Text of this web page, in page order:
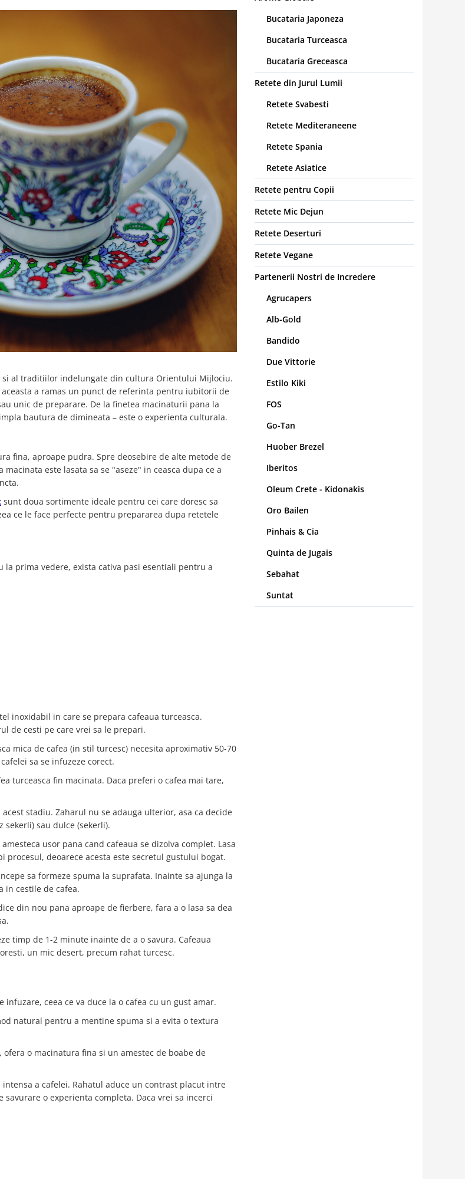
al traditiilor indelungate din cultura Orientului Mijlociu.
a ramas un punct de referinta pentru iubitorii de
unic de preparare. De la finetea macinaturii pana la
bautura de dimineata – este o experienta culturala.
fina, aproape pudra. Spre deosebire de alte metode de
este lasata sa se "aseze" in ceasca dupa ce a
sunt doua sortimente ideale pentru cei care doresc sa
ce le face perfecte pentru prepararea dupa retetele
prima vedere, exista cativa pasi esentiali pentru a
inoxidabil in care se prepara cafeaua turceasca.
de cesti pe care vrei sa le prepari.
mica de cafea (in stil turcesc) necesita aproximativ 50-70
sa se infuzeze corect.
turceasca fin macinata. Daca preferi o cafea mai tare,
stadiu. Zaharul nu se adauga ulterior, asa ca decide
sau dulce (sekerli).
usor pana cand cafeaua se dizolva complet. Lasa
procesul, deoarece acesta este secretul gustului bogat.
sa formeze spuma la suprafata. Inainte sa ajunga la
in cestile de cafea.
din nou pana aproape de fierbere, fara a o lasa sa dea
timp de 1-2 minute inainte de a o savura. Cafeaua
un mic desert, precum rahat turcesc.
ceea ce va duce la o cafea cu un gust amar.
natural pentru a mentine spuma si a evita o textura
, ofera o macinatura fina si un amestec de boabe de
a cafelei. Rahatul aduce un contrast placut intre
o experienta completa. Daca vrei sa incerci
Bucataria Japoneza
Bucataria Turceasca
Bucataria Greceasca
Retete din Jurul Lumii
Retete Svabesti
Retete Mediteraneene
Retete Spania
Retete Asiatice
Retete pentru Copii
Retete Mic Dejun
Retete Deserturi
Retete Vegane
Partenerii Nostri de Incredere
Agrucapers
Alb-Gold
Bandido
Due Vittorie
Estilo Kiki
FOS
Go-Tan
Huober Brezel
Iberitos
Oleum Crete - Kidonakis
Oro Bailen
Pinhais & Cia
Quinta de Jugais
Sebahat
Suntat